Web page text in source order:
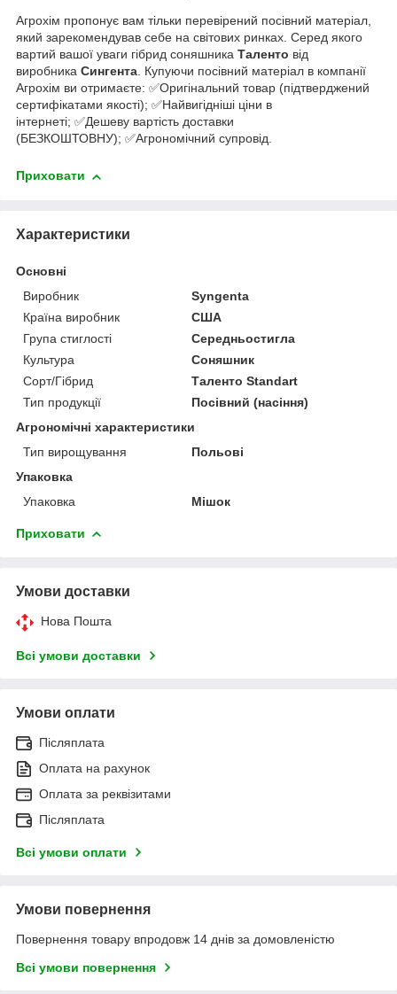
Агрохім пропонує вам тільки перевірений посівний матеріал,
який зарекомендував себе на світових ринках. Серед якого
вартий вашої уваги гібрид соняшника Таленто від
виробника Сингента. Купуючи посівний матеріал в компанії
Агрохім ви отримаєте: ✅Оригінальний товар (підтверджений
сертифікатами якості); ✅Найвигідніші ціни в
інтернеті; ✅Дешеву вартість доставки
(БЕЗКОШТОВНУ); ✅Агрономічний супровід.
Приховати
Характеристики
Основні
Виробник
Syngenta
Країна виробник
США
Група стиглості
Середньостигла
Культура
Соняшник
Сорт/Гібрид
Таленто Standart
Тип продукції
Посівний (насіння)
Агрономічні характеристики
Тип вирощування
Польові
Упаковка
Упаковка
Мішок
Приховати
Умови доставки
Нова Пошта
Всі умови доставки
Умови оплати
Післяплата
Оплата на рахунок
Оплата за реквізитами
Післяплата
Всі умови оплати
Умови повернення
Повернення товару впродовж 14 днів за домовленістю
Всі умови повернення